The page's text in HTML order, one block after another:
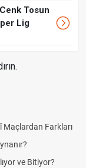
Tosun
Lig
Puan
Futbol